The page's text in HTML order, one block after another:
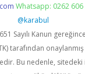
Whatsapp: 0262 606
@karabul
Sayılı Kanun
tarafından onaylanmış
Bu nedenle,